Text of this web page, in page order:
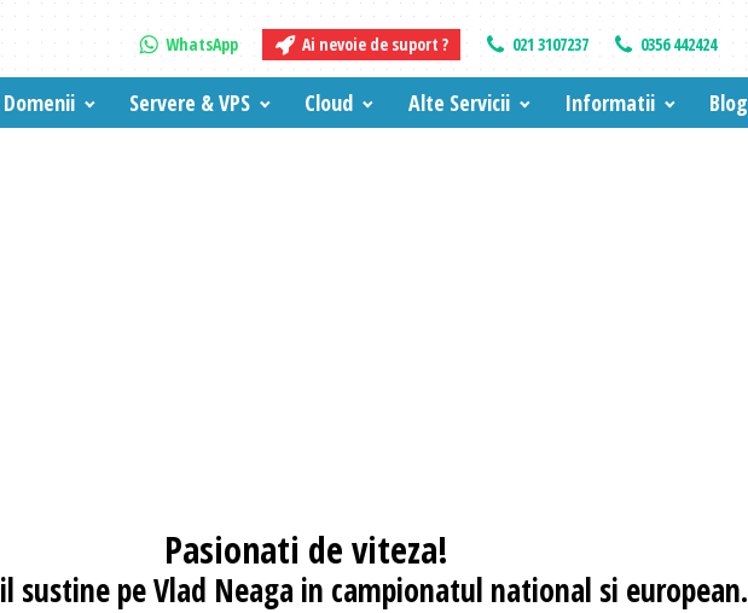
WhatsApp Ai nevoie de suport ? 021 3107237 0356 442424
Domenii Servere & VPS Cloud Alte Servicii Informatii Blog
Pasionati de viteza!
il sustine pe Vlad Neaga in campionatul national si european.